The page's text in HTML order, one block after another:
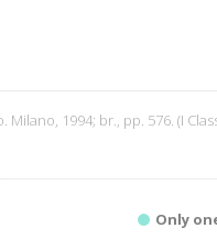
Milano, 1994; br., pp. 576. (I
Only